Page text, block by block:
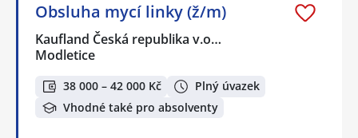
Obsluha mycí linky (ž/m)
Kaufland Česká republika v.o…
Modletice
38 000 – 42 000 Kč
Plný úvazek
Vhodné také pro absolventy